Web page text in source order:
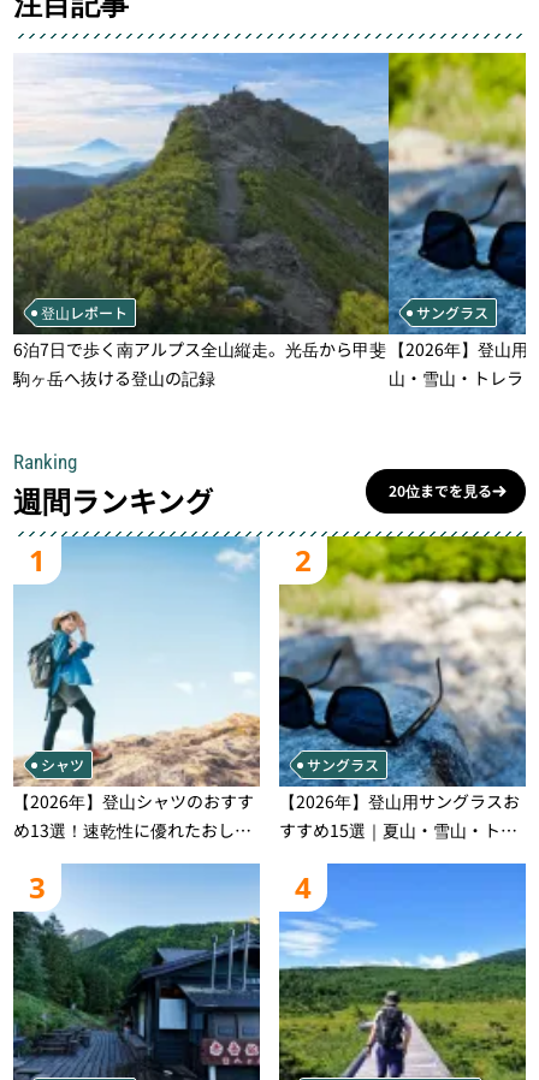
登山レポート
6泊7日で歩く南アルプス全山縦走。光岳から甲斐
駒ヶ岳へ抜ける登山の記録
サングラス
【2026年】登山
山・雪山・トレラ
Ranking
週間ランキング 20位までを見る
1
シャツ
【2026年】登山シャツのおすす
め13選！速乾性に優れたおしゃ
れなモデルを徹底紹介！
2
サングラス
【2026年】登山用サングラスお
すすめ15選｜夏山・雪山・トレ
ラン別、シーンで選ぶ失敗しな
い一本
3 4